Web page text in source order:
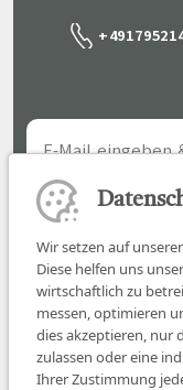
Wir setzen auf
Diese helfen uns
wirtschaftlich zu
messen, optimieren
dies akzeptieren, nur
zulassen oder eine
Ihrer Zustimmung